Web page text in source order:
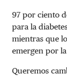
97 por ciento
para la
mientras que
emergen por
Queremos